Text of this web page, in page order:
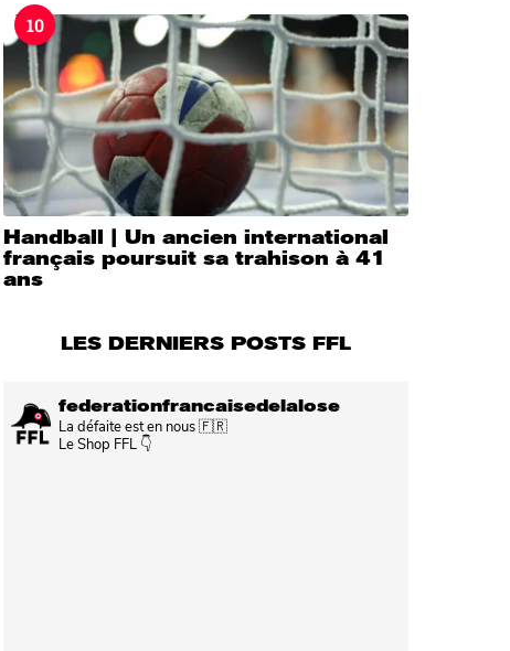
10
Handball | Un ancien international
français poursuit sa trahison à 41
ans
LES DERNIERS POSTS FFL
federationfrancaisedelalose
La défaite est en nous 🇫🇷
Le Shop FFL 👇